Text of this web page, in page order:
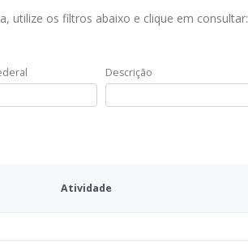
utilize os filtros abaixo e clique em consultar:
Descrição
Atividade